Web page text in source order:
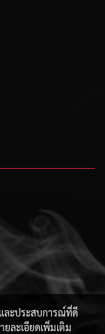
ละประสบการณ์ที่ดี
ยละเอียดเพิ่มเติม